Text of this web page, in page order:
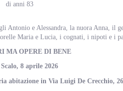
di anni 83
e Alessandra, la nuora Anna, il
Maria e Lucia, i cognati, i nipoti e i
MA OPERE DI BENE
8 aprile 2026
abitazione in Via Luigi De Crecchio,